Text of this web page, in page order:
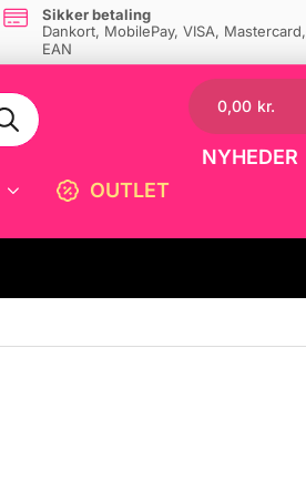
Sikker betaling
Dankort, MobilePay, VISA, Mastercard,
EAN
OUTLET
0,00 kr.
NYHEDER